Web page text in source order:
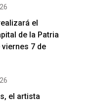
el
de la Patria
7 de
el artista